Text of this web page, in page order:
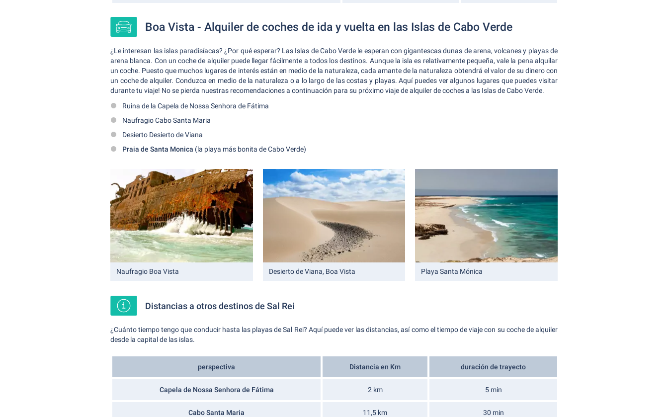
Boa Vista - Alquiler de coches de ida y vuelta en las Islas de Cabo Verde
¿Le interesan las islas paradisíacas? ¿Por qué esperar? Las Islas de Cabo Verde le esperan con gigantescas dunas de arena, volcanes y playas de
arena blanca. Con un coche de alquiler puede llegar fácilmente a todos los destinos. Aunque la isla es relativamente pequeña, vale la pena alquilar
un coche. Puesto que muchos lugares de interés están en medio de la naturaleza, cada amante de la naturaleza obtendrá el valor de su dinero con
un coche de alquiler. Conduzca en medio de la naturaleza o a lo largo de las costas y playas. Aquí puedes ver algunos lugares que puedes visitar
durante tu viaje! No se pierda nuestras recomendaciones a continuación para su próximo viaje de alquiler de coches a las Islas de Cabo Verde.
Ruina de la Capela de Nossa Senhora de Fátima
Naufragio Cabo Santa Maria
Desierto Desierto de Viana
Praia de Santa Monica (la playa más bonita de Cabo Verde)
Naufragio Boa Vista Desierto de Viana, Boa Vista Playa Santa Mónica
Distancias a otros destinos de Sal Rei
¿Cuánto tiempo tengo que conducir hasta las playas de Sal Rei? Aquí puede ver las distancias, así como el tiempo de viaje con su coche de alquiler
desde la capital de las islas.
perspectiva Distancia en Km duración de trayecto
Capela de Nossa Senhora de Fátima 2 km 5 min
Cabo Santa Maria 11,5 km 30 min